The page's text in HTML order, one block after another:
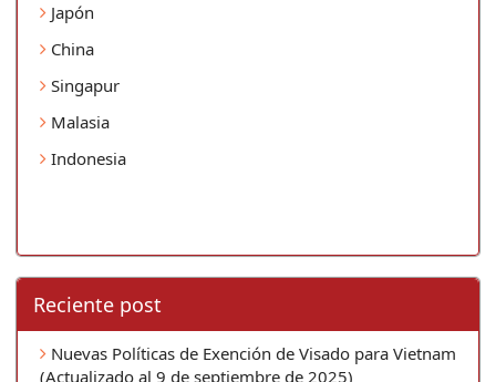
Japón
China
Singapur
Malasia
Indonesia
Reciente post
Nuevas Políticas de Exención de Visado para Vietnam
(Actualizado al 9 de septiembre de 2025)